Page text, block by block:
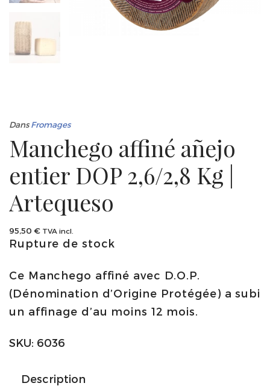
DansFromages
Manchego affiné añejo
entier DOP 2,6/2,8 Kg |
Artequeso
95,50 € TVA incl.
Rupture de stock
Ce Manchego affiné avec D.O.P.
(Dénomination d’Origine Protégée) a subi
un affinage d’au moins 12 mois.
SKU: 6036
Description